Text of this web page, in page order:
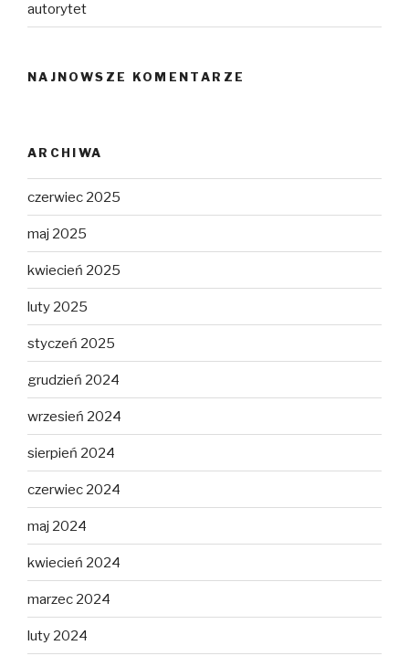
autorytet
NAJNOWSZE KOMENTARZE
ARCHIWA
czerwiec 2025
maj 2025
kwiecień 2025
luty 2025
styczeń 2025
grudzień 2024
wrzesień 2024
sierpień 2024
czerwiec 2024
maj 2024
kwiecień 2024
marzec 2024
luty 2024